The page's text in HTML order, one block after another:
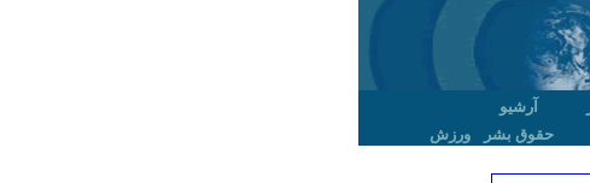
آرشیو
حقوق بشر ورزش